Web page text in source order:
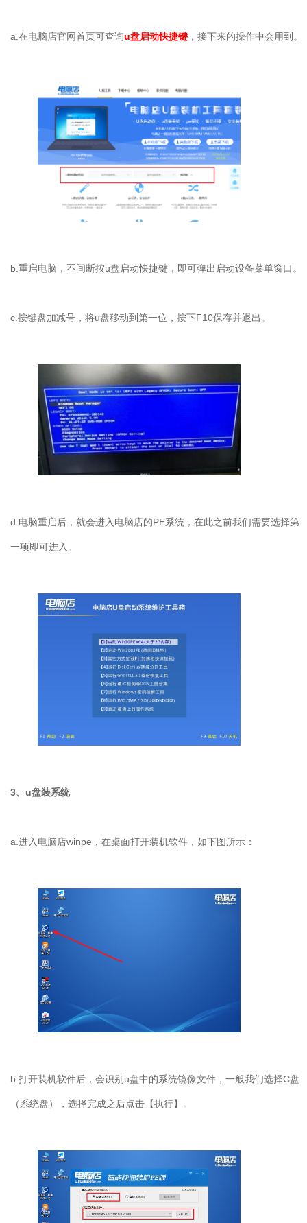
a.在电脑店官网首页可查询u盘启动快捷键 ，接下来的操作中会用到。
b. 重启电脑，不间断按u盘启动快捷键，即可弹出启动设备菜单窗口。
c. 按键盘加减号，将u盘移动到第一位，按下F10保存并退出。
d.电脑重启后，就会进入电脑店的PE系统，在此之前我们需要选择第
一项即可进入。
3、 u盘装系统
a. 进入电脑店winpe ，在桌面打开装机软件，如下图所示：
b. 打开装机软件后，会识别 u盘中的系统镜像文件，一般我们选择C盘
（系统盘），选择完成之后点击【执行】。